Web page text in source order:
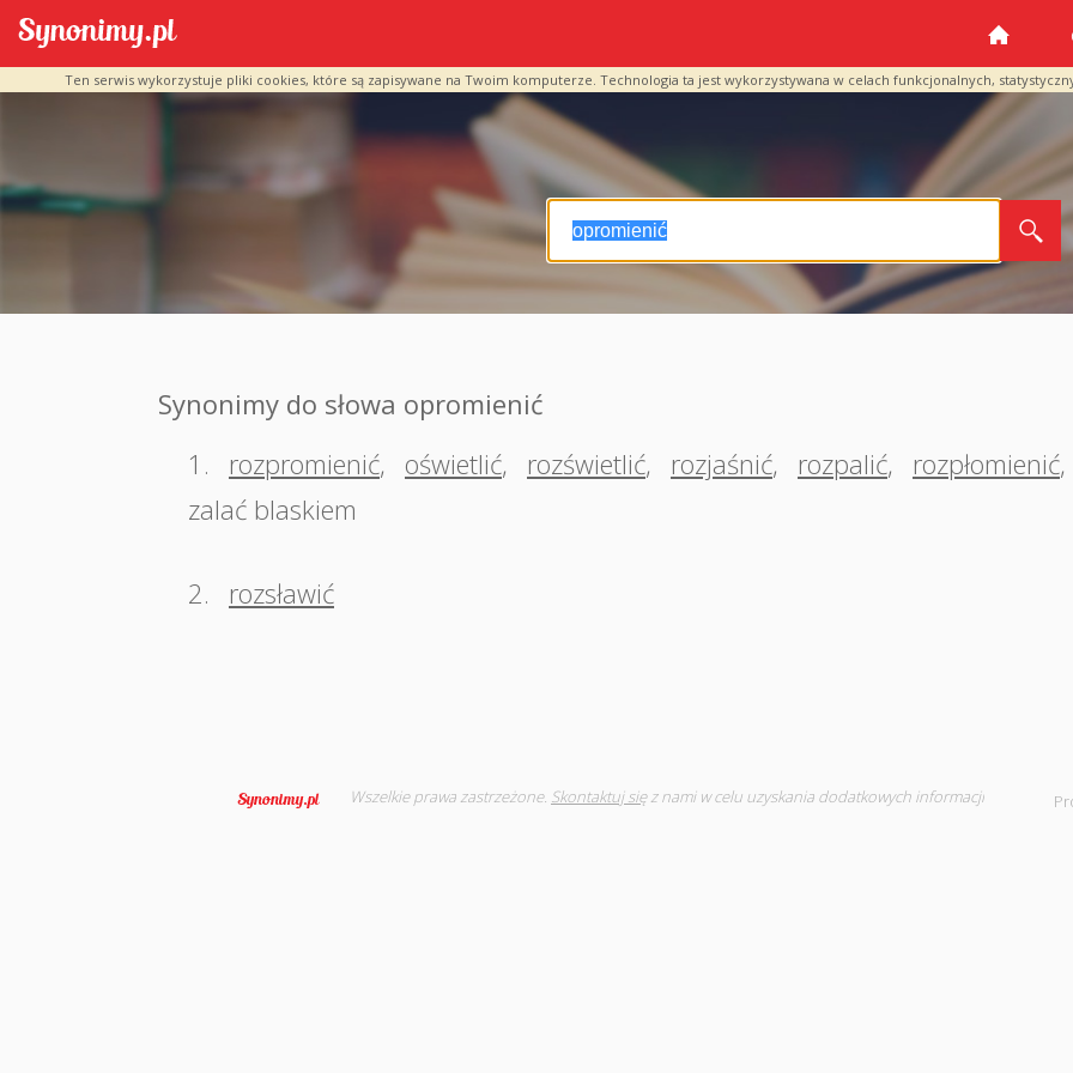
Ten serwis wykorzystuje pliki cookies, które są zapisywane na Twoim komputerze. Technologia ta jest wykorzystywana w celach funkcjonalnych,
Synonimy do słowa opromienić
1.
rozpromienić, oświetlić, rozświetlić, rozjaśnić, rozpalić, rozpłomienić,
zalać blaskiem
2. rozsławić
Wszelkie prawa zastrzeżone. Skontaktuj sięz nami w celu uzyskania dodatkowych informacji